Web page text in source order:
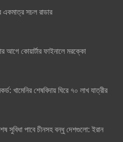
একমাত্র সচল রাডার
আগে কোয়ার্টার ফাইনালে মরক্কো
খামেনির শেষবিদায় ঘিরে ৭০ লাখ যাত্রীর
সুবিধা পাবে চীনসহ বন্ধু দেশগুলো: ইরান